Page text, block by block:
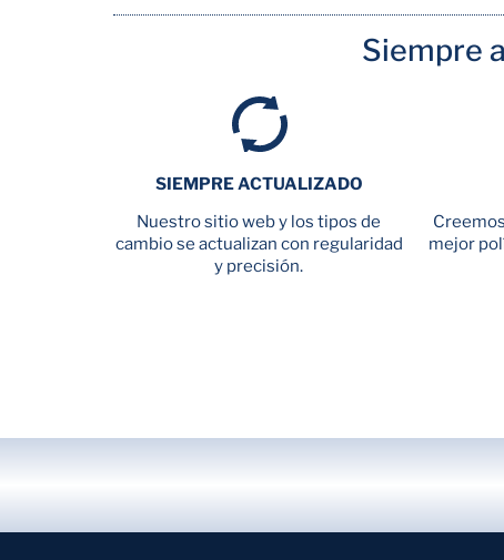
Siempre
SIEMPRE ACTUALIZADO
Nuestro sitio web y los tipos de
cambio se actualizan con regularidad
y precisión.
mejor